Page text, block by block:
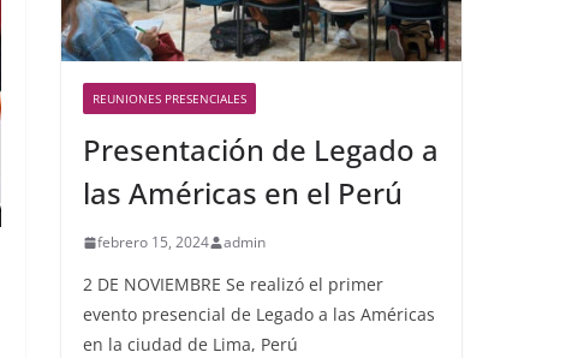
REUNIONES PRESENCIALES
Presentación de Legado a
las Américas en el Perú
febrero 15, 2024 admin
2 DE NOVIEMBRE Se realizó el primer
evento presencial de Legado a las Américas
en la ciudad de Lima, Perú